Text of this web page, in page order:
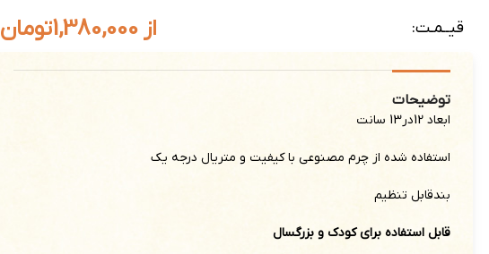
قیــمـت: از 1,380,000تومان
توضیحات
ابعاد 12در13 سانت
استفاده شده از چرم مصنوعی با کیفیت و متریال درجه یک
بندقابل تنظیم
قابل استفاده برای کودک و بزرگسال